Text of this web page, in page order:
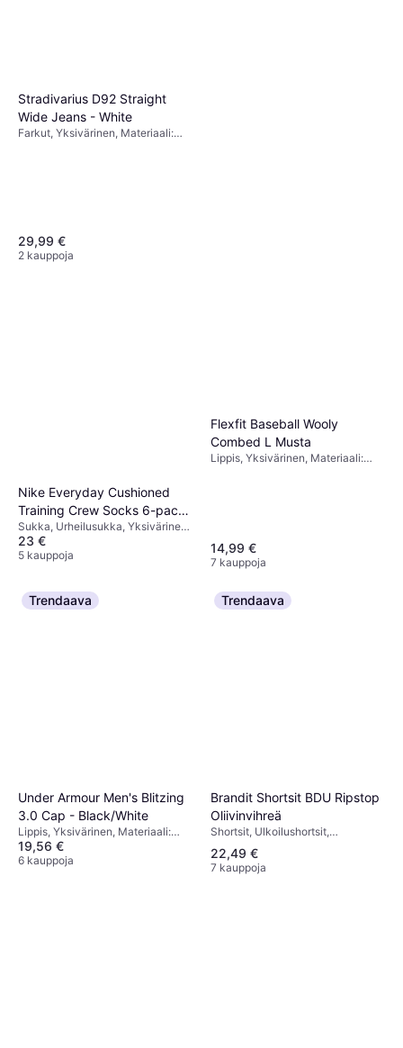
Stradivarius D92 Straight
Wide Jeans - White
Farkut, Yksivärinen, Materiaali:
29,99 €
2 kauppoja
Nike Everyday Cushioned
Training Crew Socks 6-pack
- White/Black
Sukka, Urheilusukka, Yksivärinen,
Materiaali: Polyesteri, Puuvilla,
Nailon, Elastaani/Lycra/Spandex,
23 €
5 kauppoja
Flexfit Baseball Wooly
Combed L Musta
Lippis, Yksivärinen, Materiaali:
14,99 €
7 kauppoja
Trendaava
Under Armour Men's Blitzing
3.0 Cap - Black/White
Lippis, Yksivärinen, Materiaali:
Polyesteri, Joustava
19,56 €
6 kauppoja
Trendaava
Brandit Shortsit BDU Ripstop
Oliivinvihreä
Shortsit, Ulkoilushortsit,
Cargoshortsit, Maastokuvio,
Ruutukuviollinen, Yksivärinen,
Materiaali: Kangas, Sametti,
22,49 €
7 kauppoja